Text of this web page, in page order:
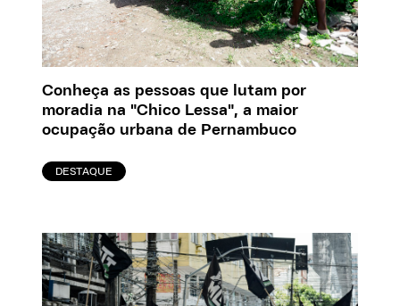
Conheça as pessoas que lutam por
moradia na "Chico Lessa", a maior
ocupação urbana de Pernambuco
DESTAQUE